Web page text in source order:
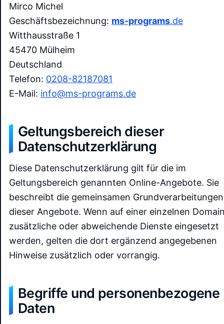
Mirco Michel
Geschäftsbezeichnung: ms-programs.de
Witthausstraße 1
45470 Mülheim
Deutschland
Telefon: 0208-82187081
E-Mail: info@ms-programs.de
Geltungsbereich dieser
Datenschutzerklärung
Diese Datenschutzerklärung gilt für die im
Geltungsbereich genannten Online-Angebote. Sie
beschreibt die gemeinsamen Grundverarbeitungen
dieser Angebote. Wenn auf einer einzelnen
zusätzliche oder abweichende Dienste eingesetzt
werden, gelten die dort ergänzend angegebenen
Hinweise zusätzlich oder vorrangig.
Begriffe und personenbezogene
Daten